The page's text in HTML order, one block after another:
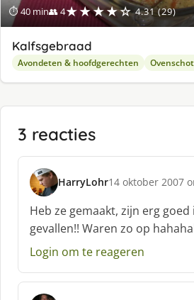
⏱ 40 min👥 4★★★★☆ 4.31 (29)
Kalfsgebraad
Avondeten & hoofdgerechten
3 reacties
HarryLohr
s
c
h
r
e
f
14 oktober 2007
Heb ze gemaakt, zijn erg goed
gevallen!! Waren zo op
Login om te reageren